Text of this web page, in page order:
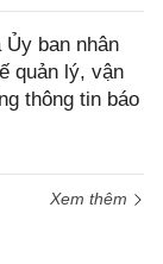
ban nhân
quản lý, vận
thông tin báo
Xem thêm